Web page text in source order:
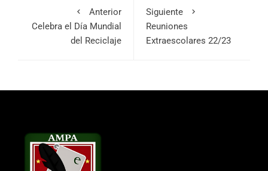
Anterior
Celebra el Día Mundial
del Reciclaje
Siguiente
Reuniones
Extraescolares 22/23